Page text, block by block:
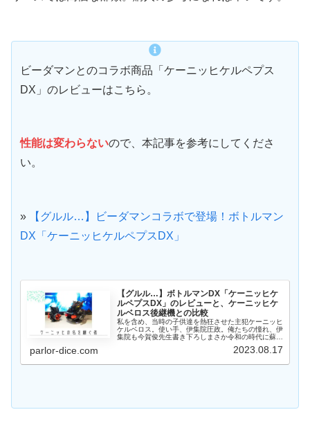
ビーダマンとのコラボ商品「ケーニッヒケルペプス
DX」のレビューはこちら。
性能は変わらないので、本記事を参考にしてくださ
い。
»
【グルル…】ビーダマンコラボで登場！ボトルマン
DX「ケーニッヒケルペプスDX」
【グルル…】ボトルマンDX「ケーニッヒケ
ルペプスDX」のレビューと、ケーニッヒケ
ルベロス後継機との比較
私を含め、当時の子供達を熱狂させた主犯ケーニッヒ
ケルベロス。使い手、伊集院圧政。俺たちの憧れ、伊
集院も今賀俊先生書き下ろしまさか令和の時代に蘇る
単品販売で嬉しい「ケーニッヒケルペプスDX」が
parlor-dice.com 2023.08.17